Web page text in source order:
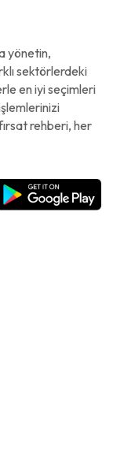
yönetin,
sektörlerdeki
en iyi seçimleri
rehberi, her